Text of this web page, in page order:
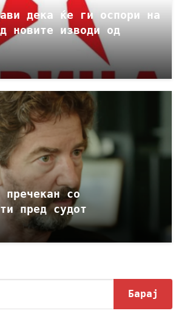
дека ќе ги оспори на
новите изводи од
пречекан со
пред судот
Барај